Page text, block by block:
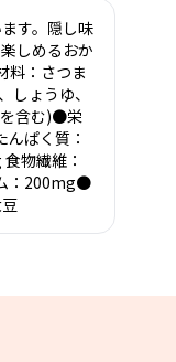
す。隠し味
しめるおか
料：さつま
ょうゆ、
含む)●栄
ぱく質：
物繊維：
：200mg●